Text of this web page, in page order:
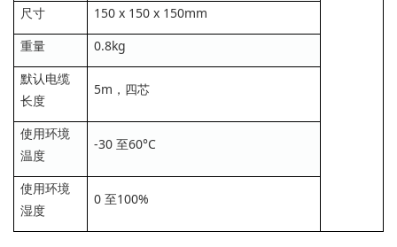
尺寸
150 x 150 x 150mm
重量
0.8kg
默认电缆
长度
5m，四芯
使用环境
温度
-30 至60°C
使用环境
湿度
0 至100%